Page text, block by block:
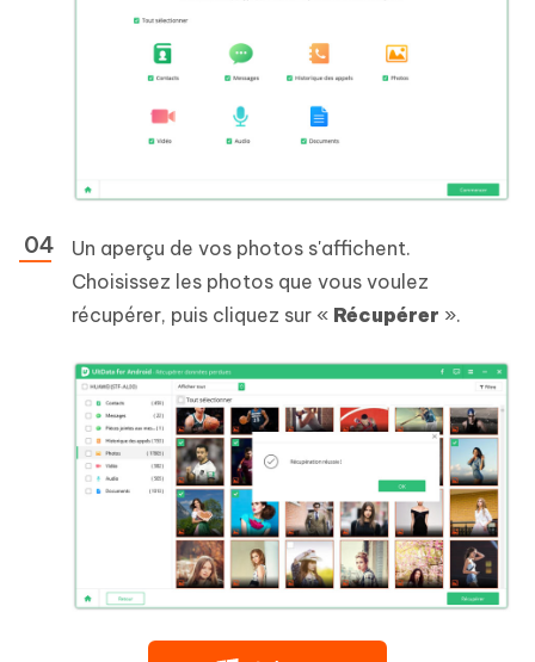
Un aperçu de vos photos s'affichent.
Choisissez les photos que vous voulez
récupérer, puis cliquez sur « Récupérer ».